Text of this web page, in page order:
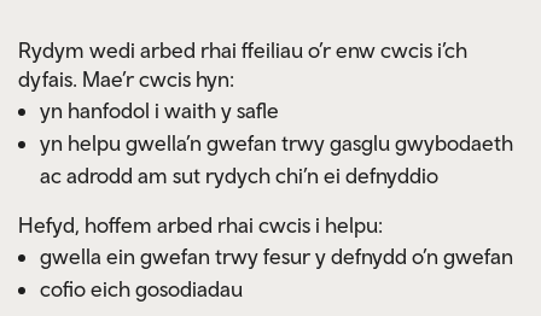
Rydym wedi arbed rhai ffeiliau o’r enw cwcis i’ch
dyfais. Mae’r cwcis hyn:
yn hanfodol i waith y safle
yn helpu gwella’n gwefan trwy gasglu gwybodaeth
ac adrodd am sut rydych chi’n ei defnyddio
Hefyd, hoffem arbed rhai cwcis i helpu:
gwella ein gwefan trwy fesur y defnydd o’n gwefan
cofio eich gosodiadau